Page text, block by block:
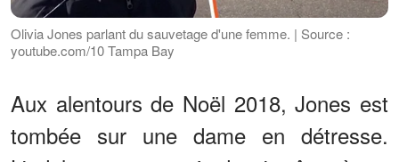
Olivia Jones parlant du sauvetage d'une femme. | Source :
youtube.com/10 Tampa Bay
Aux alentours de Noël 2018, Jones est
tombée sur une dame en détresse.